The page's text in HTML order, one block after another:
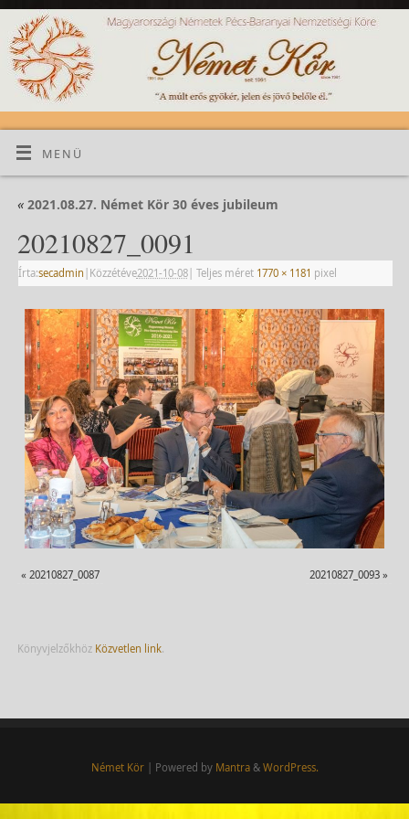
MENÜ
«2021.08.27. Német Kör 30 éves jubileum
20210827_0091
Írta:secadmin | Közzétéve2021-10-08| Teljes méret 1770 × 1181 pixel
« 20210827_0087 20210827_0093 »
Könyvjelzőkhöz Közvetlen link.
Német Kör| Powered by Mantra& WordPress.